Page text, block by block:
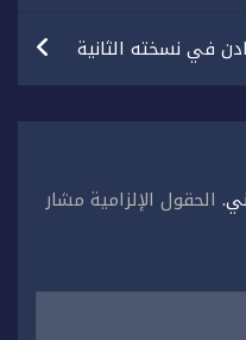
في نسخته الثانية
الحقول الإلزامية مشار